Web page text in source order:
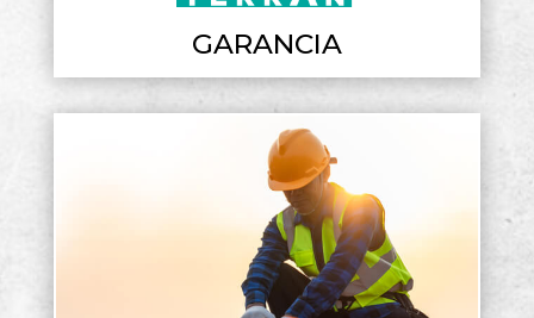
GARANCIA